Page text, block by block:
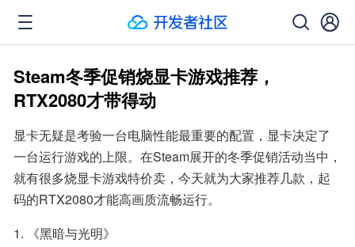
Steam冬季促销烧显卡游戏推荐，
RTX2080才带得动
显卡无疑是考验一台电脑性能最重要的配置，显卡决定了
一台运行游戏的上限。在Steam展开的冬季促销活动当中，
就有很多烧显卡游戏特价卖，今天就为大家推荐几款，起
码的RTX2080才能高画质流畅运行。
1. 《黑暗与光明》